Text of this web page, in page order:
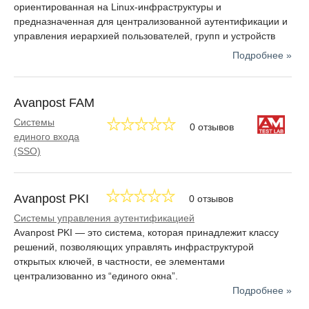
прогнозирует, что уже к 2022 году потребление IDM-
технологий вырастит до 10 раз, а в сравнении с 2012 годом,
когда технология вышла на российский рынок, то в 100 раз.
ориентированная на Linux-инфраструктуры и
предназначенная для централизованной аутентификации и
управления иерархией пользователей, групп и устройств
Подробнее »
Avanpost FAM
0 отзывов
Системы
единого входа
(SSO)
Avanpost PKI
0 отзывов
Системы управления аутентификацией
Avanpost PKI — это система, которая принадлежит классу
решений, позволяющих управлять инфраструктурой
открытых ключей, в частности, ее элементами
централизованно из “единого окна”.
Подробнее »